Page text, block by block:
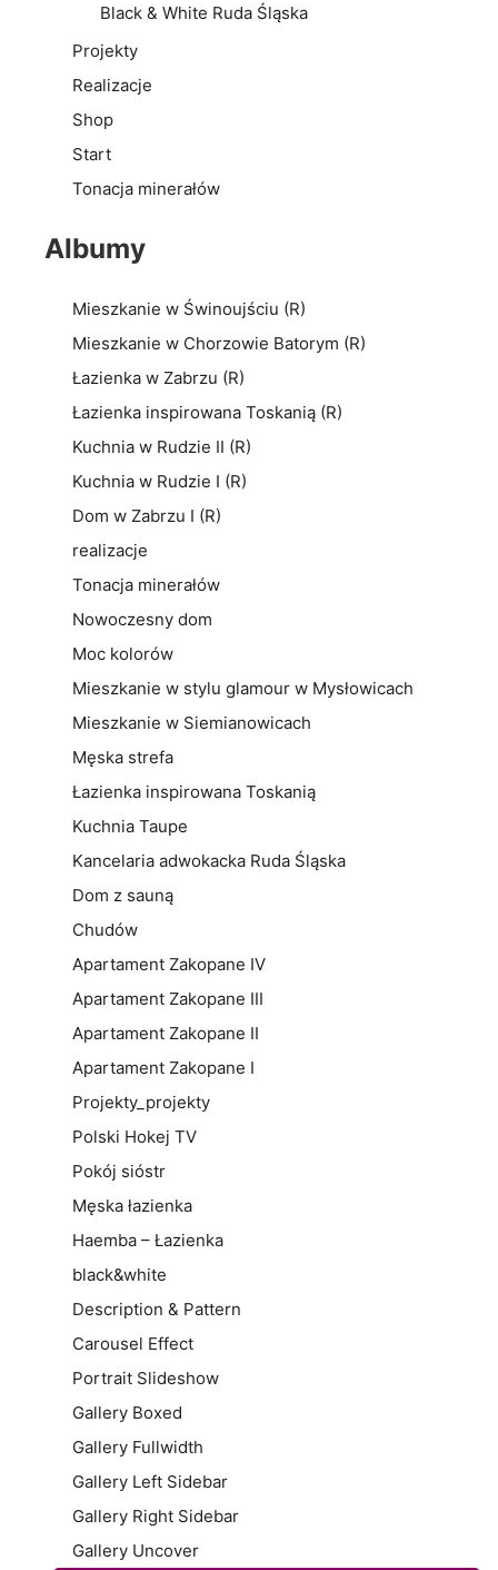
Black & White Ruda Śląska
Projekty
Realizacje
Shop
Start
Tonacja minerałów
Albumy
Mieszkanie w Świnoujściu (R)
Mieszkanie w Chorzowie Batorym (R)
Łazienka w Zabrzu (R)
Łazienka inspirowana Toskanią (R)
Kuchnia w Rudzie II (R)
Kuchnia w Rudzie I (R)
Dom w Zabrzu I (R)
realizacje
Tonacja minerałów
Nowoczesny dom
Moc kolorów
Mieszkanie w stylu glamour w Mysłowicach
Mieszkanie w Siemianowicach
Męska strefa
Łazienka inspirowana Toskanią
Kuchnia Taupe
Kancelaria adwokacka Ruda Śląska
Dom z sauną
Chudów
Apartament Zakopane IV
Apartament Zakopane III
Apartament Zakopane II
Apartament Zakopane I
Projekty_projekty
Polski Hokej TV
Pokój sióstr
Męska łazienka
Haemba – Łazienka
black&white
Description & Pattern
Carousel Effect
Portrait Slideshow
Gallery Boxed
Gallery Fullwidth
Gallery Left Sidebar
Gallery Right Sidebar
Gallery Uncover